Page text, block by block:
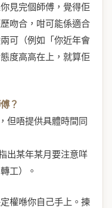
見完個師傅，覺得佢
吻合，咁可能係適合
可（例如「你近年會
度高高在上，就算佢
？
但唔提供具體時間同
出某年某月要注意咩
工）。
權喺你自己手上。揀